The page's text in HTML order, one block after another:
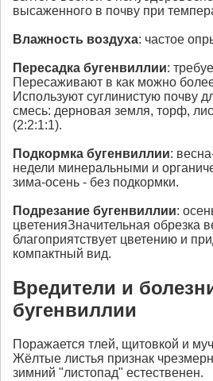
высаженного в почву при
Влажность воздуха: частое
Пересадка бугенвиллии:
Пересаживают в как можно
Используют суглинистую почву
смесь: дерновая земля, торф,
(2:2:1:1).
Подкормка бугенвиллии:
недели минеральными и
зима-осень - без подкормки.
Подрезание бугенвиллии:
цветенияЗначительная обрезка
благоприятствует цветению и
компактный вид.
Вредители и
бугенвиллии
Поражается тлей, щитовкой и
Жёлтые листья признак
зимний "листопад" естественен.